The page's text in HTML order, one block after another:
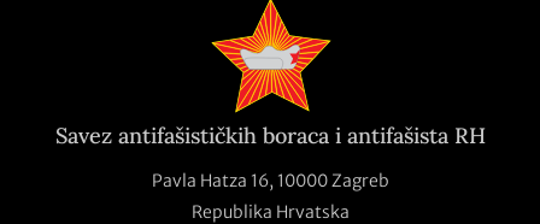
Savez antifašističkih boraca i antifašista RH
Pavla Hatza 16, 10000 Zagreb
Republika Hrvatska